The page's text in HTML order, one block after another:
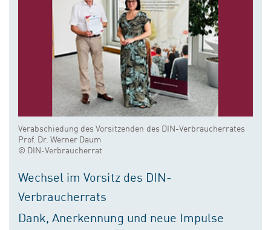
Verabschiedung des Vorsitzenden des DIN-Verbraucherrates
Prof. Dr. Werner Daum
© DIN-Verbraucherrat
Wechsel im Vorsitz des DIN-
Verbraucherrats
Dank, Anerkennung und neue Impulse